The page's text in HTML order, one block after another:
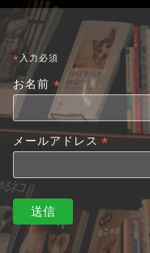
*入力必須
お名前 *
メールアドレス*